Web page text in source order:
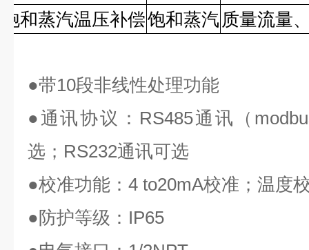
饱和蒸汽温压补偿饱和蒸汽 质量流量
●带10段非线性处理功能
● 通讯协议： RS485通讯（
选； RS232通讯可选
●校准功能： 4 to20mA校准；温度
●防护等级： IP65